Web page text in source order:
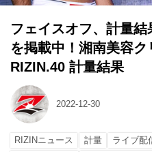
フェイスオフ、計量
を掲載中！湘南美容
RIZIN.40 計量結果
2022-12-30
RIZINニュース 計量 ライブ配